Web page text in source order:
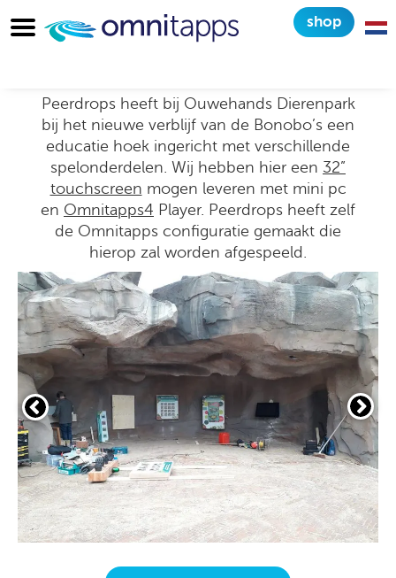
shop
Interactieve Educatiehoek
Peerdrops heeft bij Ouwehands Dierenpark
bij het nieuwe verblijf van de Bonobo’s een
educatie hoek ingericht met verschillende
spelonderdelen. Wij hebben hier een 32”
touchscreen mogen leveren met mini pc
en Omnitapps4 Player. Peerdrops heeft zelf
de Omnitapps configuratie gemaakt die
hierop zal worden afgespeeld.